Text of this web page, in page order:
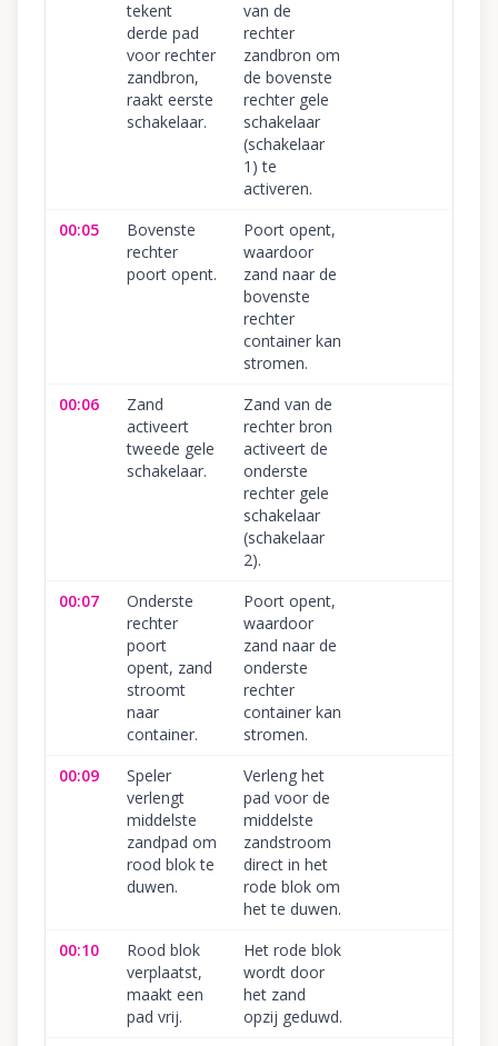
tekent
derde pad
voor rechter
zandbron,
raakt eerste
schakelaar.
van de
rechter
zandbron om
de bovenste
rechter gele
schakelaar
(schakelaar
1) te
activeren.
00:05
Bovenste
rechter
poort opent.
Poort opent,
waardoor
zand naar de
bovenste
rechter
container kan
stromen.
00:06
Zand
activeert
tweede gele
schakelaar.
Zand van de
rechter bron
activeert de
onderste
rechter gele
schakelaar
(schakelaar
2).
00:07
Onderste
rechter
poort
opent, zand
stroomt
naar
container.
Poort opent,
waardoor
zand naar de
onderste
rechter
container kan
stromen.
00:09
Speler
verlengt
middelste
zandpad om
rood blok te
duwen.
Verleng het
pad voor de
middelste
zandstroom
direct in het
rode blok om
het te duwen.
00:10
Rood blok
verplaatst,
maakt een
pad vrij.
Het rode blok
wordt door
het zand
opzij geduwd.